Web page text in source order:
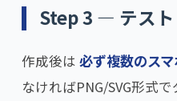
Step 3 — テス
作成後は 必ず複数のス
なければPNG/SVG形式で